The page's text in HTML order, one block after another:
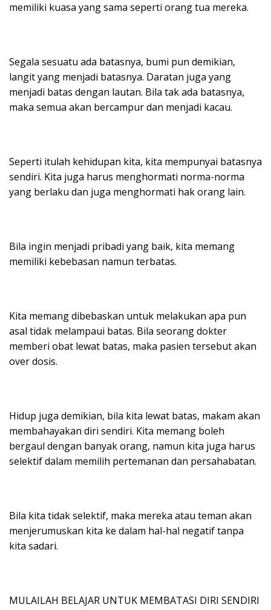
memiliki kuasa yang sama seperti orang tua mereka.
Segala sesuatu ada batasnya, bumi pun demikian,
langit yang menjadi batasnya. Daratan juga yang
menjadi batas dengan lautan. Bila tak ada batasnya,
maka semua akan bercampur dan menjadi kacau.
Seperti itulah kehidupan kita, kita mempunyai batasnya
sendiri. Kita juga harus menghormati norma-norma
yang berlaku dan juga menghormati hak orang lain.
Bila ingin menjadi pribadi yang baik, kita memang
memiliki kebebasan namun terbatas.
Kita memang dibebaskan untuk melakukan apa pun
asal tidak melampaui batas. Bila seorang dokter
memberi obat lewat batas, maka pasien tersebut akan
over dosis.
Hidup juga demikian, bila kita lewat batas, makam akan
membahayakan diri sendiri. Kita memang boleh
bergaul dengan banyak orang, namun kita juga harus
selektif dalam memilih pertemanan dan persahabatan.
Bila kita tidak selektif, maka mereka atau teman akan
menjerumuskan kita ke dalam hal-hal negatif tanpa
kita sadari.
MULAILAH BELAJAR UNTUK MEMBATASI DIRI SENDIRI